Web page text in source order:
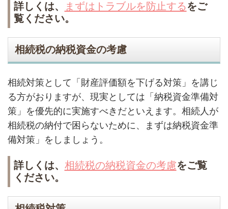
詳しくは、 まずはトラブルを防止するをご
覧ください。
相続税の納税資金の考慮
相続対策として「財産評価額を下げる対策」を講じ
る方がおりますが、現実としては「納税資金準備対
策」を優先的に実施すべきだといえます。相続人が
相続税の納付で困らないために、まずは納税資金準
備対策」をしましょう。
詳しくは、 相続税の納税資金の考慮をご覧
ください。